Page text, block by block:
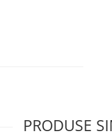
PRODUSE